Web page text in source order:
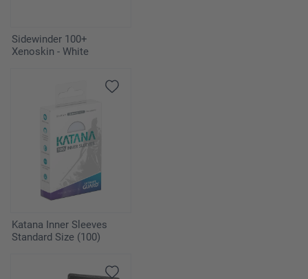
Sidewinder 100+
Xenoskin - White
Katana Inner Sleeves
Standard Size (100)